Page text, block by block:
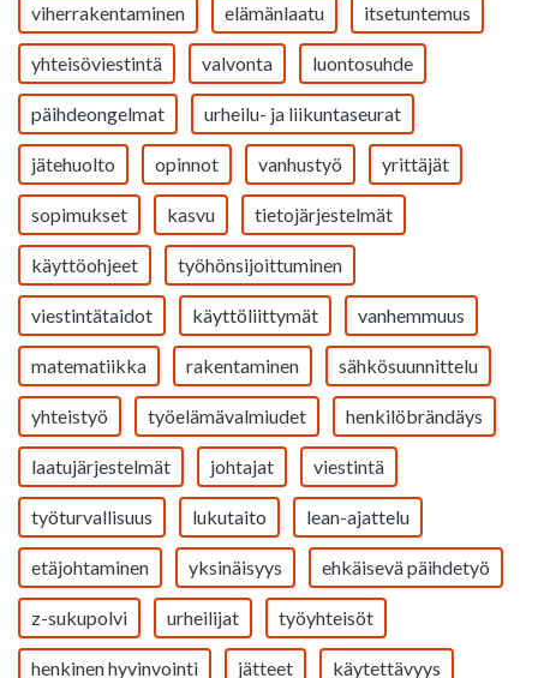
viherrakentaminen elämänlaatu itsetuntemus
yhteisöviestintä valvonta luontosuhde
päihdeongelmat urheilu- ja liikuntaseurat
jätehuolto opinnot vanhustyö yrittäjät
sopimukset kasvu tietojärjestelmät
käyttöohjeet työhönsijoittuminen
viestintätaidot käyttöliittymät vanhemmuus
matematiikka rakentaminen sähkösuunnittelu
yhteistyö työelämävalmiudet henkilöbrändäys
laatujärjestelmät johtajat viestintä
työturvallisuus lukutaito lean-ajattelu
etäjohtaminen yksinäisyys ehkäisevä päihdetyö
z-sukupolvi urheilijat työyhteisöt
henkinen hyvinvointi jätteet käytettävyys